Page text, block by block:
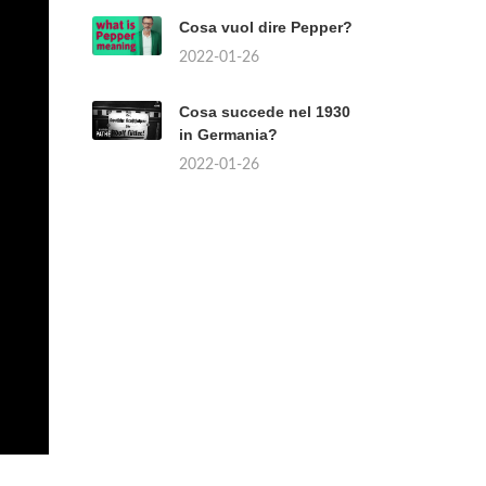
Cosa vuol dire Pepper?
2022-01-26
Cosa succede nel 1930
in Germania?
2022-01-26